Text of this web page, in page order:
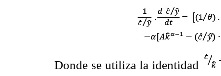
Donde se utiliza la identidad